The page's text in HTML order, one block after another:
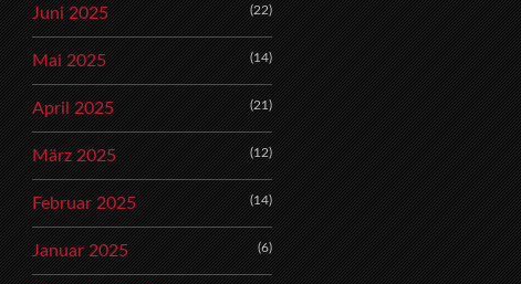
Juni 2025 (22)
Mai 2025 (14)
April 2025 (21)
März 2025 (12)
Februar 2025 (14)
Januar 2025 (6)